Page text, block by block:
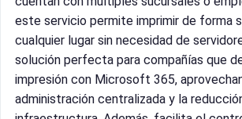
este servicio permite imprimir de forma
cualquier lugar sin necesidad de
solución perfecta para compañías que
impresión con Microsoft 365,
administración centralizada y la